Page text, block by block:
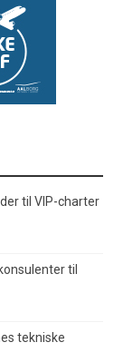
til VIP-charter
til
tekniske